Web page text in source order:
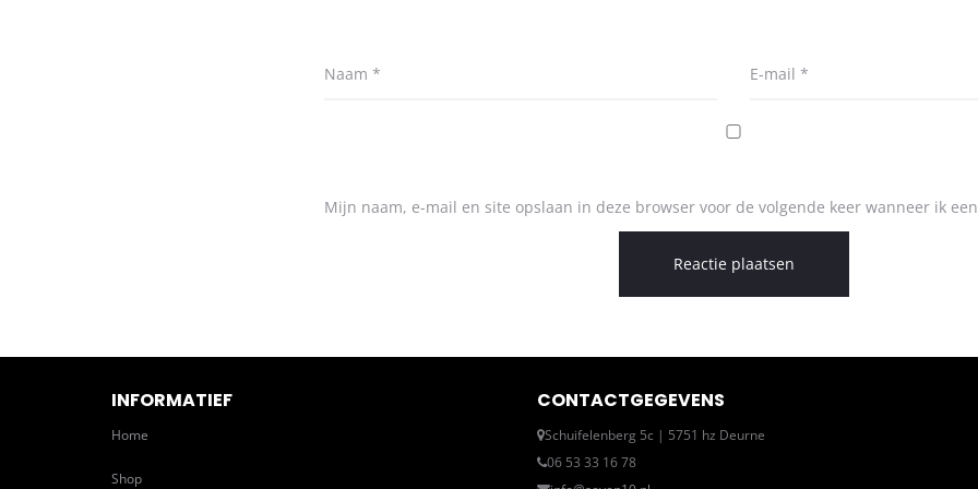
Naam * E-mail *
Mijn naam, e-mail en site opslaan in deze browser voor de volgende keer wanneer ik
INFORMATIEF
Home
Shop
CONTACTGEGEVENS
Schuifelenberg 5c | 5751 hz Deurne
06 53 33 16 78